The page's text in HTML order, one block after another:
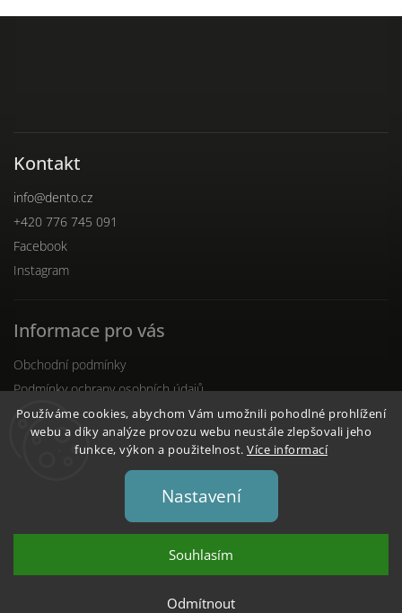
Používáme cookies, abychom Vám umožnili pohodlné prohlížení
webu a díky analýze provozu webu neustále zlepšovali jeho
funkce, výkon a použitelnost. Více informací
Nastavení
Odmítnout
Souhlasím
Kontakt
info@dento.cz
+420 776 745 091
Facebook
Instagram
Informace pro vás
Obchodní podmínky
Podmínky ochrany osobních údajů
Reklamační řád
Copyright 2026DENTO.cz. Všechna práva vyhrazena.
Upravit nastavení cookies